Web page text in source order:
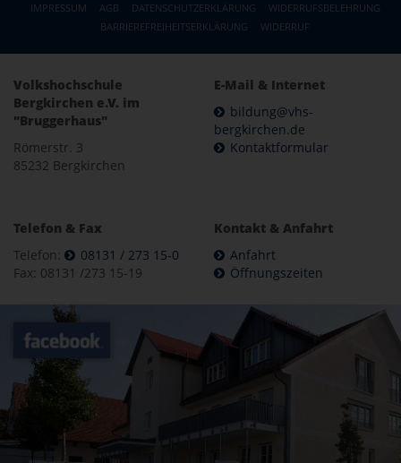
IMPRESSUM AGB DATENSCHUTZERKLÄRUNG
WIDERRUFSBELEHRUNG
BARRIEREFREIHEITSERKLÄRUNG
WIDERRUF
Volkshochschule
Bergkirchen e.V. im
"Bruggerhaus"
Römerstr. 3
85232 Bergkirchen
E-Mail & Internet
bildung@vhs-
bergkirchen.de
Kontaktformular
Telefon & Fax
Telefon:
08131 / 273 15-0
Fax: 08131 /273 15-19
Kontakt & Anfahrt
Anfahrt
Öffnungszeiten